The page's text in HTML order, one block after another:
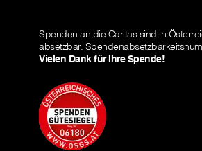
Spenden an die Caritas sind in
absetzbar.
Vielen Dank für Ihre Spende!